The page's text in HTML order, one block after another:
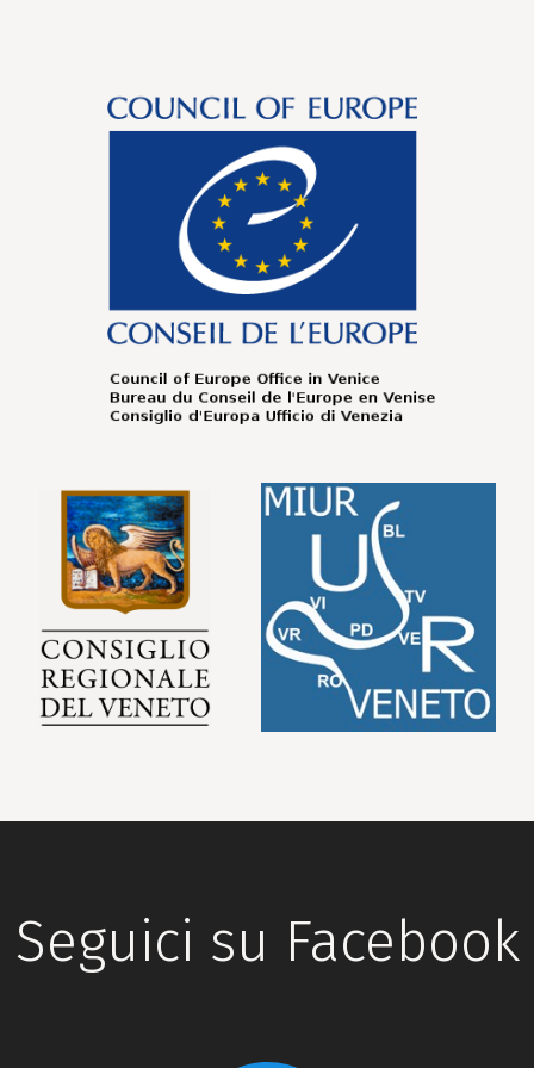
Seguici su Facebook